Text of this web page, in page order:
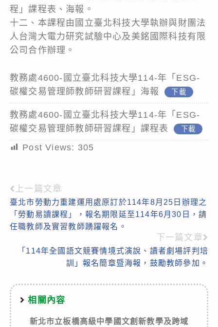
程」課程表、海報。
十二、本課程由國立臺北科技大學執辦與財團法
人台灣大電力研究試驗中心及美銘國際科技有限
公司合作辦理。
教務處4600-國立臺北科技大學114-年「ESG-
碳權交易管理師教師研習課程」海報
下載
教務處4600-國立臺北科技大學114-年「ESG-
碳權交易管理師教師研習課程」課程表
下載
Post Views: 305
Read
more
articles
上一篇文章
臺北市勞動力重建運用處原訂於114年8月25日辦理之
「勞動易讀課程」，報名期限延至114年6月30日，請
任職教師及實習教師踴躍報名。
下一篇文章
「114年全國語文競賽情境式演說、讀者劇場評判培
訓」報名簡章暨海報，鼓勵教師參加。
相關內容
新北市立板橋高級中學國文創新教學及跨域